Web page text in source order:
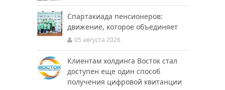
Спартакиада пенсионеров:
движение, которое объединяет
05 августа 2026
Клиентам холдинга Восток стал
доступен еще один способ
получения цифровой квитанции